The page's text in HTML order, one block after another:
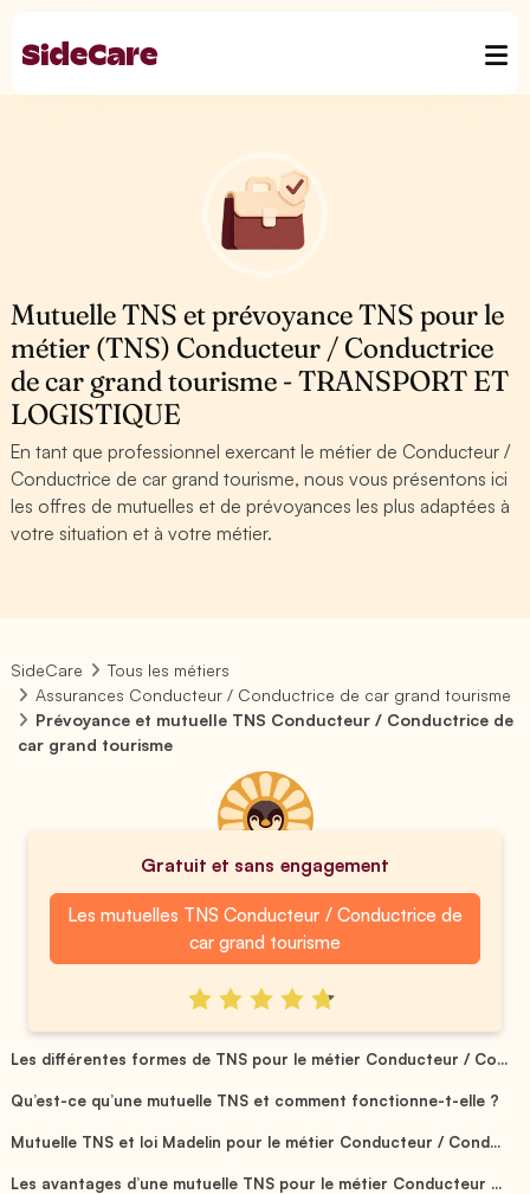
Mutuelle TNS et prévoyance TNS pour le
métier (TNS) Conducteur / Conductrice
de car grand tourisme - TRANSPORT ET
LOGISTIQUE
En tant que professionnel exercant le métier de Conducteur /
Conductrice de car grand tourisme, nous vous présentons ici
les offres de mutuelles et de prévoyances les plus adaptées à
votre situation et à votre métier.
SideCare
Tous les métiers
Assurances Conducteur / Conductrice de car grand tourisme
Prévoyance et mutuelle TNS Conducteur / Conductrice de
car grand tourisme
Gratuit et sans engagement
Les mutuelles TNS Conducteur / Conductrice de
car grand tourisme
Les différentes formes de TNS pour le métier Conducteur / Co...
Qu’est-ce qu’une mutuelle TNS et comment fonctionne-t-elle ?
Mutuelle TNS et loi Madelin pour le métier Conducteur / Cond...
Les avantages d’une mutuelle TNS pour le métier Conducteur ...